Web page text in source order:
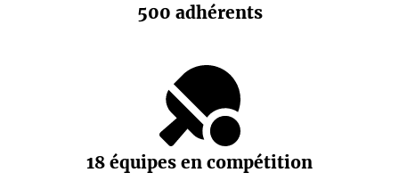
500 adhérents
18 équipes en compétition